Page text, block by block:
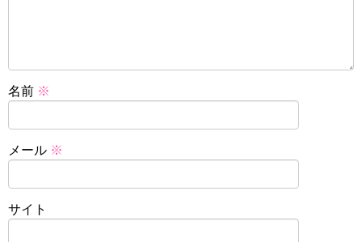
名前 ※
メール ※
サイト